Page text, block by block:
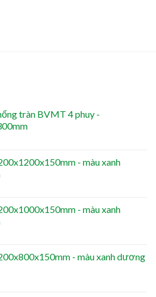
tràn BVMT 4 phuy -
- màu xanh
- màu xanh
- màu xanh dương